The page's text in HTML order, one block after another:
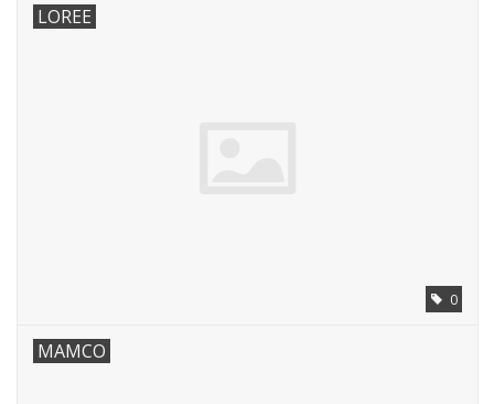
LOREE
0
MAMCO